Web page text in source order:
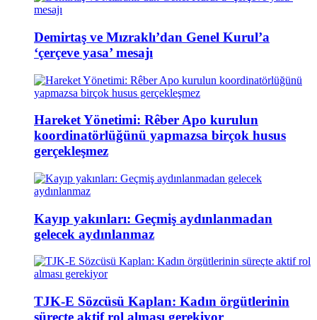
Demirtaş ve Mızraklı’dan Genel Kurul’a
‘çerçeve yasa’ mesajı
Hareket Yönetimi: Rêber Apo kurulun
koordinatörlüğünü yapmazsa birçok husus
gerçekleşmez
Kayıp yakınları: Geçmiş aydınlanmadan
gelecek aydınlanmaz
TJK-E Sözcüsü Kaplan: Kadın örgütlerinin
süreçte aktif rol alması gerekiyor